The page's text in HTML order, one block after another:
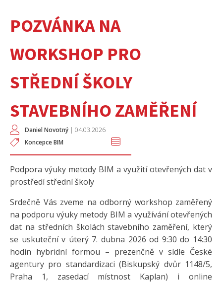
POZVÁNKA NA
WORKSHOP PRO
STŘEDNÍ ŠKOLY
STAVEBNÍHO ZAMĚŘENÍ
Daniel Novotný | 04.03.2026
Koncepce BIM
Podpora výuky metody BIM a využití otevřených dat v
prostředí střední školy
Srdečně Vás zveme na odborný workshop zaměřený
na podporu výuky metody BIM a využívání otevřených
dat na středních školách stavebního zaměření, který
se uskuteční v úterý 7. dubna 2026 od 9:30 do 14:30
hodin hybridní formou – prezenčně v sídle České
agentury pro standardizaci (Biskupský dvůr 1148/5,
Praha 1, zasedací místnost Kaplan) i online